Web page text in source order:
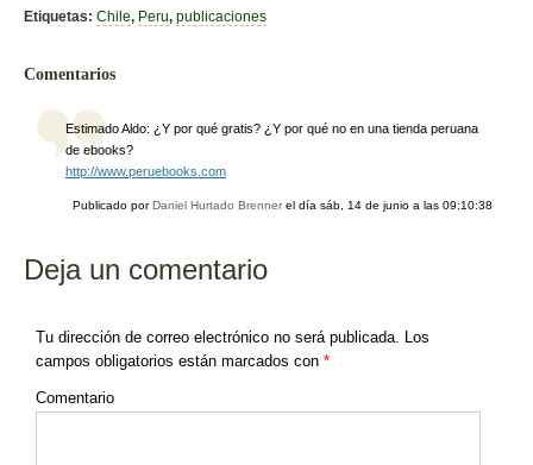
b
o
o
k
ar
Etiquetas: Chile, Peru, publicaciones
Comentarios
Estimado Aldo: ¿Y por qué gratis? ¿Y por qué no en una tienda peruana
de ebooks?
http://www.peruebooks.com
Publicado porDaniel Hurtado Brenner el díasáb, 14 de junio a las 09:10:38
Deja un comentario
Tu dirección de correo electrónico no será publicada. Los
campos obligatorios están marcados con *
Comentario